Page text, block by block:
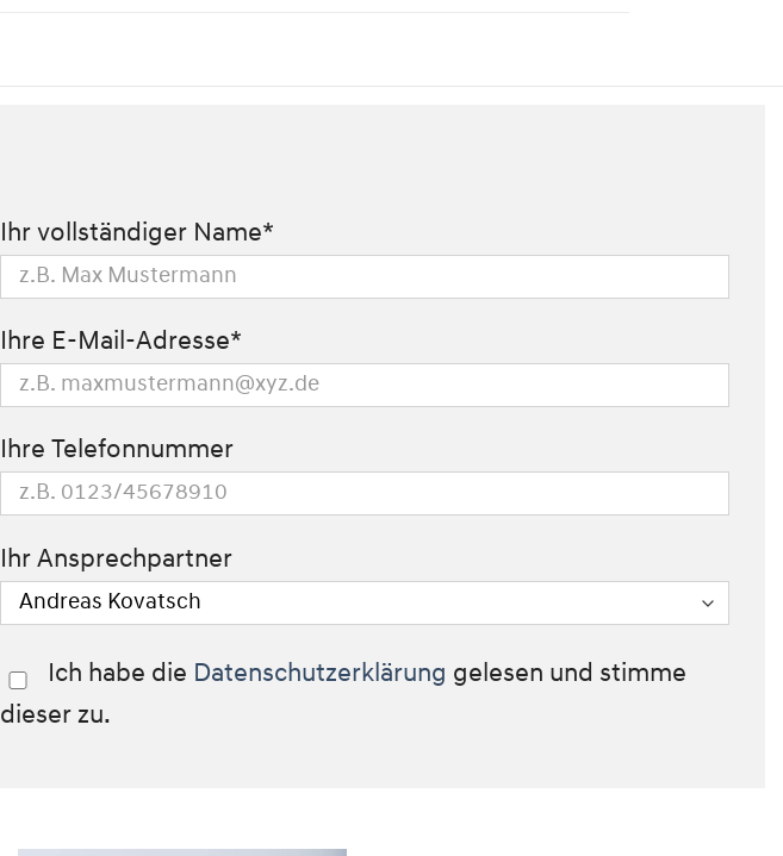
Ihr vollständiger Name*
Ihre E-Mail-Adresse*
Ihre Telefonnummer
Ihr Ansprechpartner
Ich habe die Datenschutzerklärung gelesen und stimme
dieser zu.